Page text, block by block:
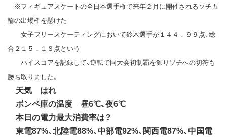
※フィギュアスケートの全日本選手権で来年２月に開催されるソチ五
輪の出場権を懸けた
女子フリースケーティングにおいて鈴木選手が１４４．９９点、総
合２１５．１８点という
ハイスコアを記録して、逆転で同大会初制覇を飾りソチへの切符も
勝ち取りました。
天気 はれ
ボンベ庫の温度 昼6℃、夜6℃
本日の電力最大消費率は？
東電87%、北陸電88%、中部電92%、関西電87%、中国電